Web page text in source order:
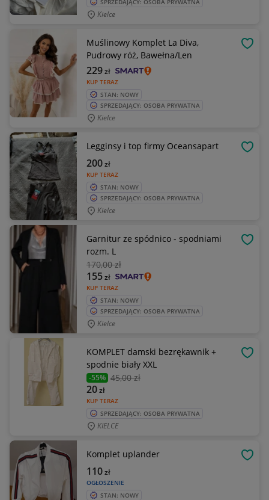
SPRZEDAJĄCY: OSOBA PRYWATNA
Kielce
Muślinowy Komplet La Diva,
Pudrowy róż, Bawełna/Len
KUP TERAZ
229zł
STAN: NOWY
SPRZEDAJĄCY: OSOBA PRYWATNA
Kielce
Legginsy i top firmy Oceansapart
KUP TERAZ
200zł
STAN: NOWY
SPRZEDAJĄCY: OSOBA PRYWATNA
Kielce
Garnitur ze spódnico - spodniami
rozm. L
170,00 zł
KUP TERAZ
155zł
STAN: NOWY
SPRZEDAJĄCY: OSOBA PRYWATNA
Kielce
KOMPLET damski bezrękawnik +
spodnie biały XXL
-55% 45,00 zł
KUP TERAZ
20zł
SPRZEDAJĄCY: OSOBA PRYWATNA
KIELCE
Komplet uplander
OGŁOSZENIE
110zł
STAN: NOWY